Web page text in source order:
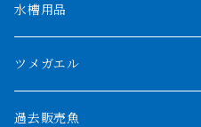
ザイールグリーン
パルマス
ポーリー
セネガルス
1500mm
1800mm
2000mm以上
水槽用品
ツメガエル
過去販売魚